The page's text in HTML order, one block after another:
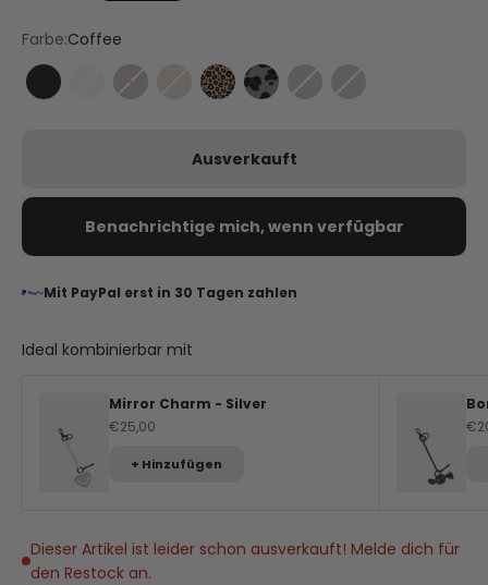
Farbe:Coffee
Black CremaCoffee MochaLeo SandLeo GreyLeo Coffee
Ausverkauft
Benachrichtige mich, wenn verfügbar
Mit PayPal erst in 30 Tagen zahlen
Ideal kombinierbar mit
Mirror Charm - Silver
Angebot
€25,00
+ Hinzufügen
Dieser Artikel ist leider schon ausverkauft! Melde dich für
den Restock an.